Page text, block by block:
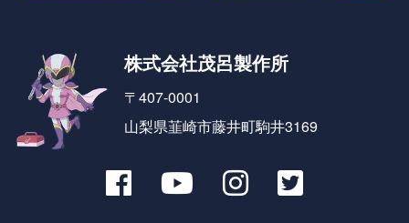
株式会社茂呂製作所
〒407-0001
山梨県韮崎市藤井町駒井3169